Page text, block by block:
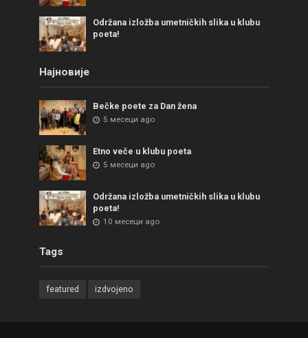
Održana izložba umetničkih slika u klubu
poeta!
Најновије
Bečke poete za Dan žena
5 месеци ago
Etno veče u klubu poeta
5 месеци ago
Održana izložba umetničkih slika u klubu
poeta!
10 месеци ago
Tags
featured izdvojeno